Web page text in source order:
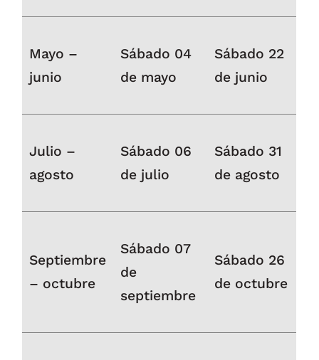
Mayo –
junio
Sábado 04
de mayo
Sábado 22
de junio
Julio –
agosto
Sábado 06
de julio
Sábado 31
de agosto
Septiembre
– octubre
Sábado 07
de
septiembre
Sábado 26
de octubre